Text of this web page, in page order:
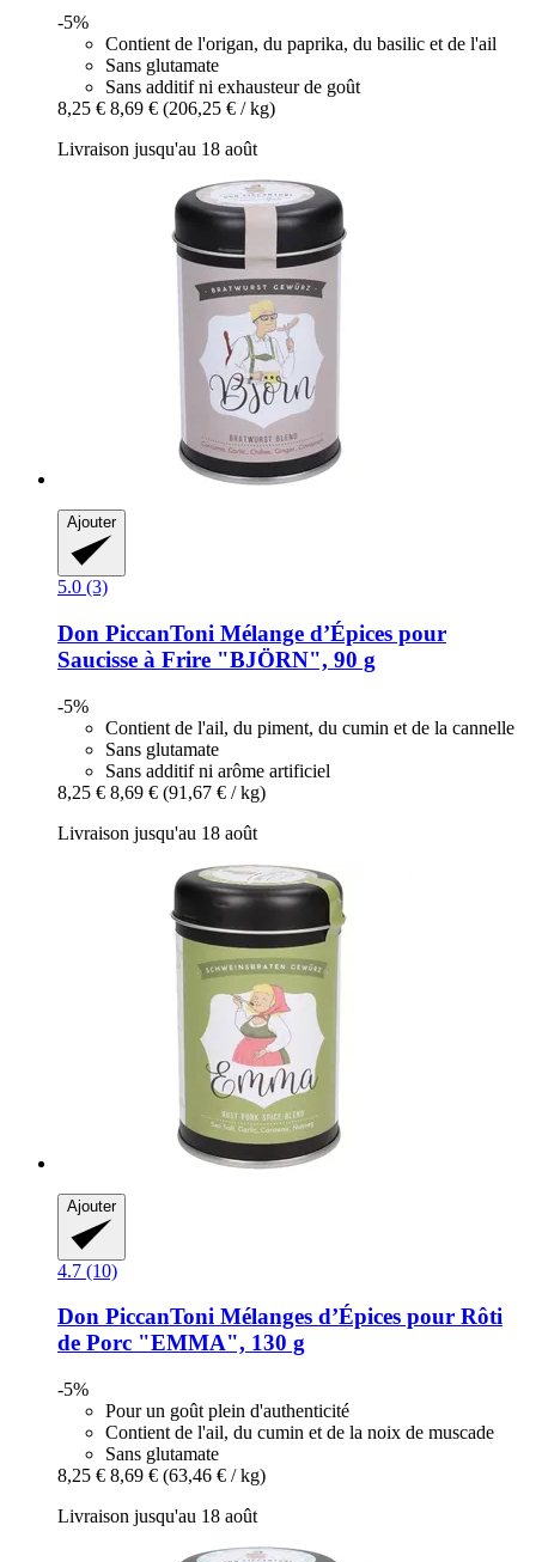
-5%
Contient de l'origan, du paprika, du basilic et de l'ail
Sans glutamate
Sans additif ni exhausteur de goût
8,25 € 8,69 € (206,25 € / kg)
Livraison jusqu'au 18 août
Ajouter
5.0 (3)
Don PiccanToni Mélange d’Épices pour
Saucisse à Frire "BJÖRN", 90 g
-5%
Contient de l'ail, du piment, du cumin et de la cannelle
Sans glutamate
Sans additif ni arôme artificiel
8,25 € 8,69 € (91,67 € / kg)
Livraison jusqu'au 18 août
Ajouter
4.7 (10)
Don PiccanToni Mélanges d’Épices pour Rôti
de Porc "EMMA", 130 g
-5%
Pour un goût plein d'authenticité
Contient de l'ail, du cumin et de la noix de muscade
Sans glutamate
8,25 € 8,69 € (63,46 € / kg)
Livraison jusqu'au 18 août